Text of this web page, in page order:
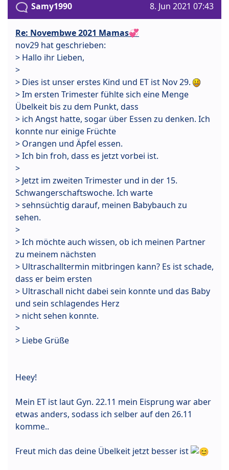
Samy1990 8. Jun 2021 07:43
Re: Novembwe 2021 Mamas💞
nov29 hat geschrieben:
> Hallo ihr Lieben,
>
> Dies ist unser erstes Kind und ET ist Nov 29.
> Im ersten Trimester fühlte sich eine Menge
Übelkeit bis zu dem Punkt, dass
> ich Angst hatte, sogar über Essen zu denken. Ich
konnte nur einige Früchte
> Orangen und Äpfel essen.
> Ich bin froh, dass es jetzt vorbei ist.
>
> Jetzt im zweiten Trimester und in der 15.
Schwangerschaftswoche. Ich warte
> sehnsüchtig darauf, meinen Babybauch zu
sehen.
>
> Ich möchte auch wissen, ob ich meinen Partner
zu meinem nächsten
> Ultraschalltermin mitbringen kann? Es ist schade,
dass er beim ersten
> Ultraschall nicht dabei sein konnte und das Baby
und sein schlagendes Herz
> nicht sehen konnte.
>
> Liebe Grüße
Heey!
Mein ET ist laut Gyn. 22.11 mein Eisprung war aber
etwas anders, sodass ich selber auf den 26.11
komme..
Freut mich das deine Übelkeit jetzt besser ist